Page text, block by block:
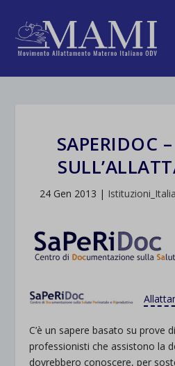
SAPERIDOC
24 Gen 2013 |
C’è un sapere basato su prove
professionisti che assistono la
dovrebbero conoscere, per